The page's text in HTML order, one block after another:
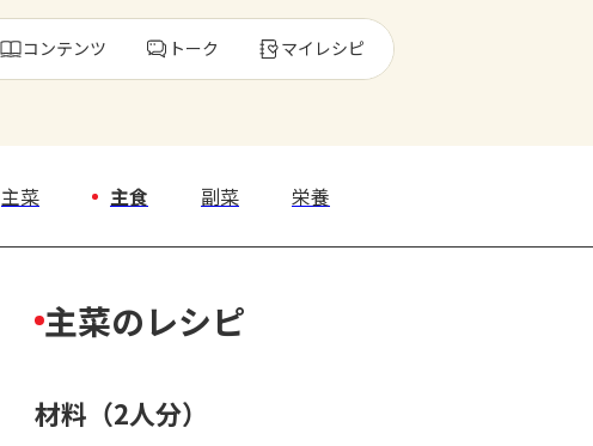
コンテンツ トーク マイレシピ
主菜 主食 副菜 栄養
主菜のレシピ
材料（2人分）